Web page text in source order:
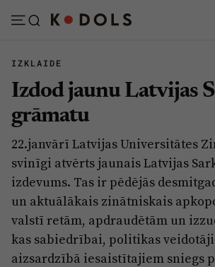
Abonēt
Ziņas
Politika
Pašvaldības
Izglītība
Veselība
Tēmas
Viedokļi
Dzīve
Krimināli
IZKLAIDE
Izdod jaunu Latvijas
grāmatu
22.janvārī Latvijas Universitātes
svinīgi atvērts jaunais Latvijas
izdevums. Tas ir pēdējās
un aktuālākais zinātniskais
valstī retām, apdraudētām un
kas sabiedrībai, politikas
aizsardzībā iesaistītajiem sniegs